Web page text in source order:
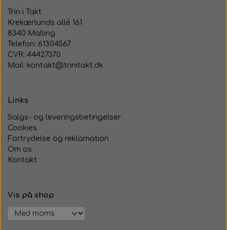
Trin i Takt
Krekærlunds allé 161
8340 Malling
Telefon: 61304567
CVR: 44427370
Mail: kontakt@trinitakt.dk
Links
Salgs- og leveringsbetingelser
Cookies
Fortrydelse og reklamation
Om os
Kontakt
Vis på shop